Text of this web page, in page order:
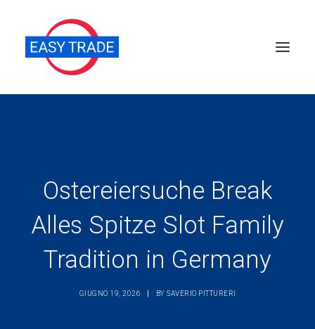
Servizi
Pubblicazioni
Contatti
Ostereiersuche Break
Alles Spitze Slot Family
Tradition in Germany
GIUGNO 19, 2026 BY SAVERIO PITTURERI